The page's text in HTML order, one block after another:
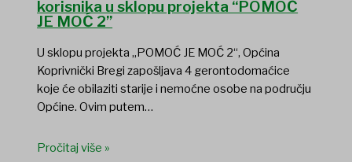
korisnika u sklopu projekta “POMOĆ
JE MOĆ 2”
U sklopu projekta „POMOĆ JE MOĆ 2“, Općina
Koprivnički Bregi zapošljava 4 gerontodomaćice
koje će obilaziti starije i nemoćne osobe na području
Općine. Ovim putem…
Pročitaj više »